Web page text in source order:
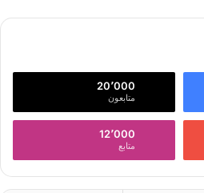
20٬000
متابعون
12٬000
متابع